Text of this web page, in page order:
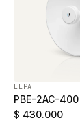
LEPA
PBE-2AC-400
$ 430.000